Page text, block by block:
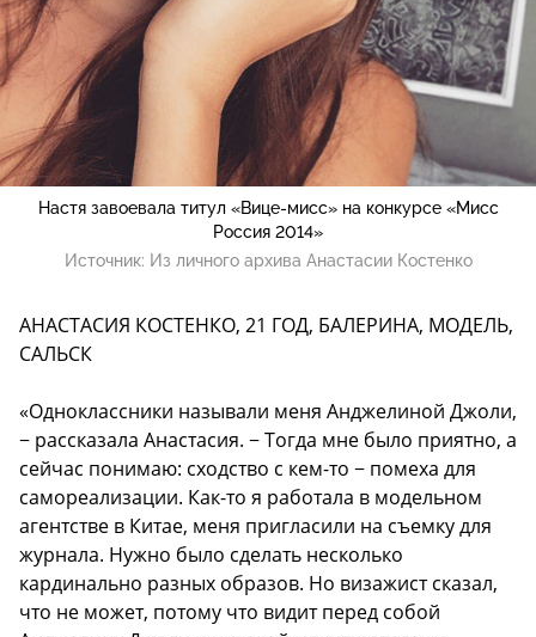
Настя завоевала титул «Вице-мисс» на конкурсе «Мисс
Россия 2014»
Источник: Из личного архива Анастасии Костенко
АНАСТАСИЯ КОСТЕНКО, 21 ГОД, БАЛЕРИНА, МОДЕЛЬ,
САЛЬСК
«Одноклассники называли меня Анджелиной Джоли,
− рассказала Анастасия. − Тогда мне было приятно, а
сейчас понимаю: сходство с кем-то − помеха для
самореализации. Как-то я работала в модельном
агентстве в Китае, меня пригласили на съемку для
журнала. Нужно было сделать несколько
кардинально разных образов. Но визажист сказал,
что не может, потому что видит перед собой